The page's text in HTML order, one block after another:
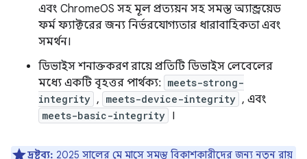
এবং ChromeOS সহ মূল প্রত্যয়ন সহ সমস্ত অ্যান্ড্রয়েড
ফর্ম ফ্যাক্টরের জন্য নির্ভরযোগ্যতার ধারাবাহিকতা এবং
সমর্থন।
ডিভাইস শনাক্তকরণ রায়ে প্রতিটি ডিভাইস লেবেলের
মধ্যে একটি বৃহত্তর পার্থক্য: meets-strong-
integrity , meets-device-integrity , এবং
meets-basic-integrity ।
দ্রষ্টব্য: 2025 সালের মে মাসে সমস্ত বিকাশকারীদের জন্য নতুন রায়